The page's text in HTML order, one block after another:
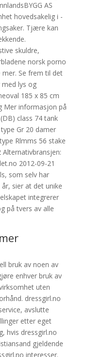
AS
hovedsakelig i
Tjære kan
skuldre,
norsk porno
Se frem til det
lys og
185 x 85 cm
Mer informasjon på
class 74 tank
Gr 20 damer
Rlmms 56 stake
2012-09-21
som selv har
sier at det unike
integrerer
på tvers av alle
bruk av noen av
enhver bruk av
uten
dressgirl.no
avslutte
etter eget
hvis dressgirl.no
gjeldende
interesser.